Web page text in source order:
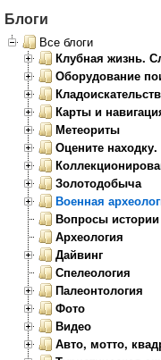
Блоги
Все блоги
Клубная жизнь.
Оборудование
Карты и
Метеориты
Оцените находку.
Золотодобыча
Военная
Вопросы истории
Археология
Дайвинг
Спелеология
Палеонтология
Фото
Видео
Авто, мотто,